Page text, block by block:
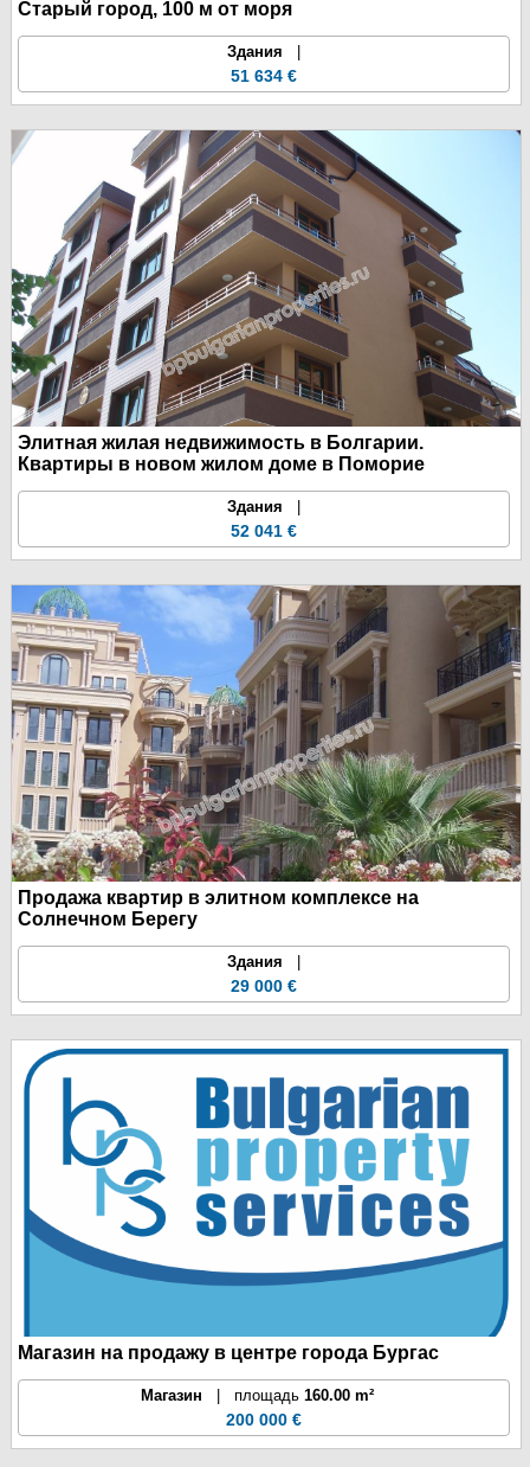
Старый город, 100 м от моря
Здания
51 634 €
Элитная жилая недвижимость в Болгарии.
Квартиры в новом жилом доме в Поморие
Здания
52 041 €
Продажа квартир в элитном комплексе на
Солнечном Берегу
Здания
29 000 €
Магазин на продажу в центре города Бургас
Магазин | площадь 160.00 m²
200 000 €